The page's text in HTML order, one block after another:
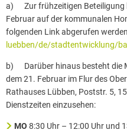
a) Zur frühzeitigen Beteiligung
Februar auf der kommunalen
folgenden Link abgerufen
luebben/de/stadtentwicklung/
b) Darüber hinaus besteht die
dem 21. Februar im Flur des
Rathauses Lübben, Poststr. 5,
Dienstzeiten einzusehen:
MO 8:30 Uhr – 12:00 Uhr und